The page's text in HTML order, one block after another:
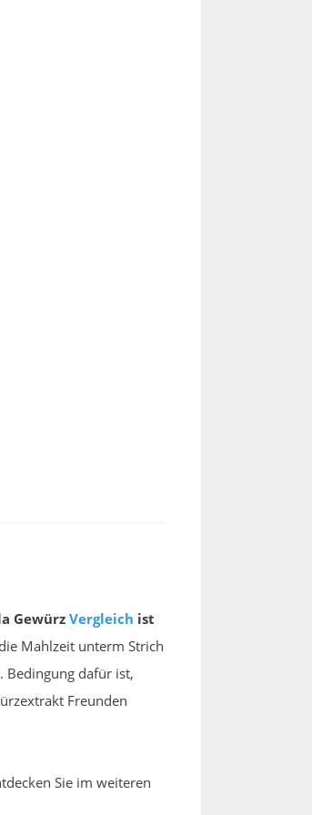
GewürzVergleich ist
Mahlzeit unterm Strich
Bedingung dafür ist,
Freunden
Sie im weiteren